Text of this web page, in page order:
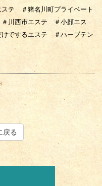
テ ＃猪名川町プライベート
川西市エステ ＃小顔エス
でするエステ ＃ハーブテン
戻る